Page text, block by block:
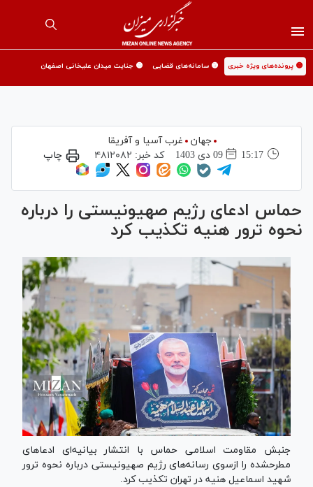
🟡 پرونده‌های ویژه خبری 🟡 سامانه‌های قضایی 🟡 جنایت میدان علیخانی اصفهان
جهان
غرب آسیا و آفریقا
15:17
09 دی 1403 کد خبر: ۴۸۱۲۰۸۲ چاپ
حماس ادعای رژیم صهیونیستی را درباره
نحوه ترور هنیه تکذیب کرد
جنبش مقاومت اسلامی حماس با انتشار بیانیه‌ای ادعاهای
مطرح‎شده را ازسوی رسانه‌های رژیم صهیونیستی درباره نحوه ترور
شهید اسماعیل هنیه در تهران تکذیب کرد.